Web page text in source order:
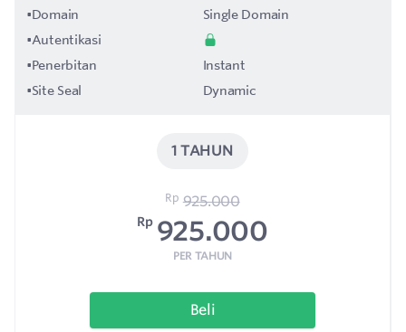
•Domain
Single Domain
•Autentikasi
•Penerbitan
Instant
•Site Seal Dynamic
1 TAHUN
Rp 925.000
Rp 925.000
PER TAHUN
Beli